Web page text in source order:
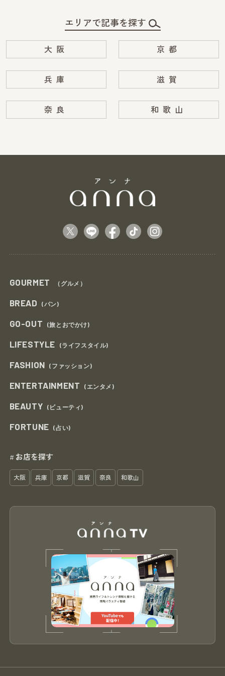
エリアで記事を探す
大阪 京都
兵庫 滋賀
奈良 和歌山
GOURMET （グルメ）
BREAD (パン)
GO-OUT (旅とおでかけ)
LIFESTYLE (ライフスタイル)
FASHION (ファッション)
ENTERTAINMENT (エンタメ)
BEAUTY (ビューティ)
FORTUNE (占い)
# お店を探す
大阪 兵庫 京都 滋賀 奈良 和歌山